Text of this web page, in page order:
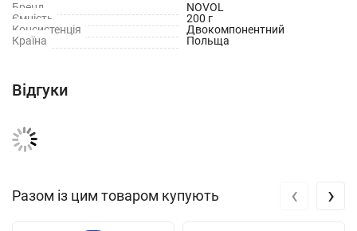
Швидке висихання
Вага: 0,2 кг
Виробник: Польща
Бренд
NOVOL
Ємність
200 г
Консистенція
Двокомпонентний
Країна
Польща
Відгуки
Разом із цим товаром купують ‹ ›